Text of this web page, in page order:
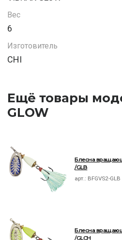
Вес
6
Изготовитель
CHI
Ещё товары
GLOW
Блесна
/GLB
арт.: BFGVS2-GLB
Блесна
/GLCH